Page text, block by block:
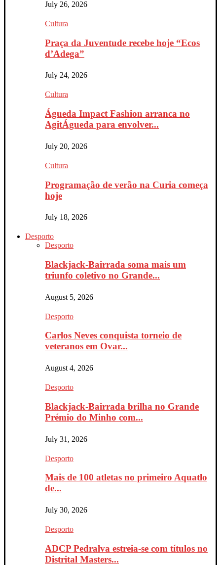
July 26, 2026
Cultura
Praça da Juventude recebe hoje “Ecos
d’Adega”
July 24, 2026
Cultura
Águeda Impact Fashion arranca no
AgitÁgueda para envolver...
July 20, 2026
Cultura
Programação de verão na Curia começa
hoje
July 18, 2026
Desporto
Desporto
Blackjack-Bairrada soma mais um
triunfo coletivo no Grande...
August 5, 2026
Desporto
Carlos Neves conquista torneio de
veteranos em Ovar...
August 4, 2026
Desporto
Blackjack-Bairrada brilha no Grande
Prémio do Minho com...
July 31, 2026
Desporto
Mais de 100 atletas no primeiro Aquatlo
de...
July 30, 2026
Desporto
ADCP Pedralva estreia-se com títulos no
Distrital Masters...